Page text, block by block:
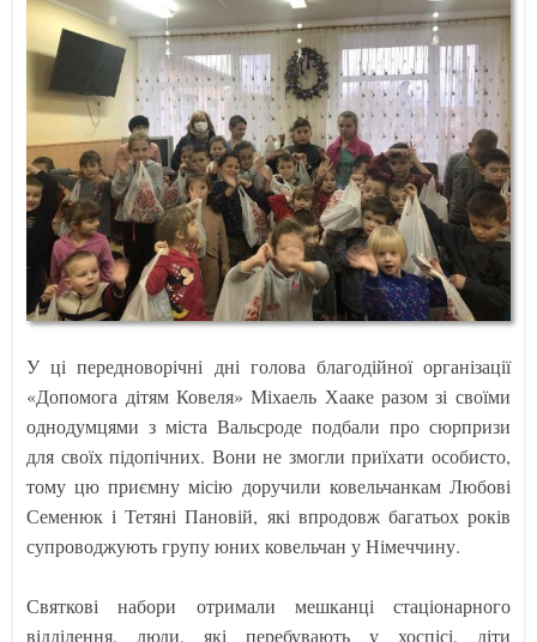
У ці передноворічні дні голова благодійної організації
«Допомога дітям Ковеля» Міхаель Хааке разом зі своїми
однодумцями з міста Вальсроде подбали про сюрпризи
для своїх підопічних. Вони не змогли приїхати особисто,
тому цю приємну місію доручили ковельчанкам Любові
Семенюк і Тетяні Пановій, які впродовж багатьох років
супроводжують групу юних ковельчан у Німеччину.
Святкові набори отримали мешканці стаціонарного
відділення, люди, які перебувають у хоспісі, діти